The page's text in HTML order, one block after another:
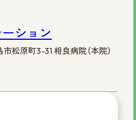
ション
原町3-31 相良病院（本院）